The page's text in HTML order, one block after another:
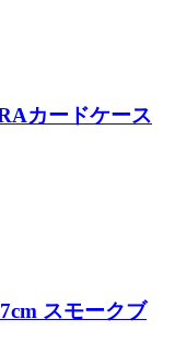
カードケース
スモークブ